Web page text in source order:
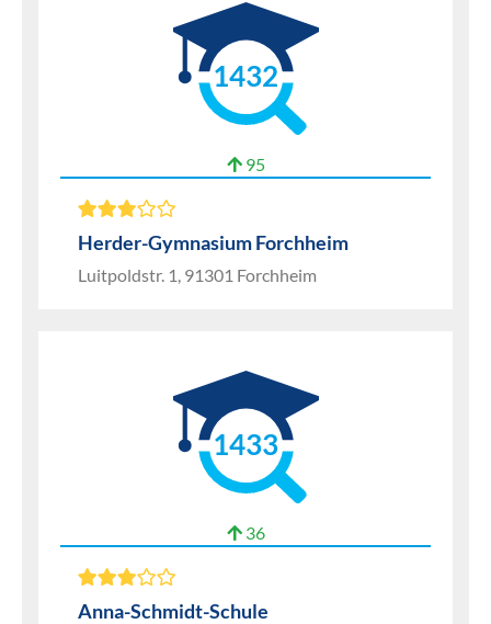
1432
95
Herder-Gymnasium Forchheim
Luitpoldstr. 1, 91301 Forchheim
1433
36
Anna-Schmidt-Schule